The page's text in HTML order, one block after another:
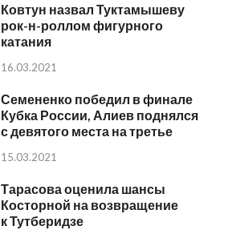
Ковтун назвал Туктамышеву
рок-н-роллом фигурного
катания
16.03.2021
Семененко победил в финале
Кубка России, Алиев поднялся
с девятого места на третье
15.03.2021
Тарасова оценила шансы
Косторной на возвращение
к Тутберидзе